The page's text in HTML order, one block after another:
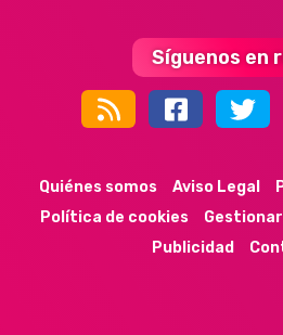
Síguenos en
Quiénes somos Aviso Legal
Política de cookies
Publicidad